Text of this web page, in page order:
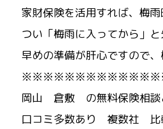
家財保険を活用すれば、梅
つい「梅雨に入ってから」
早めの準備が肝心ですので
岡山 倉敷 の無料保険相談
口コミ多数あり 複数社 比